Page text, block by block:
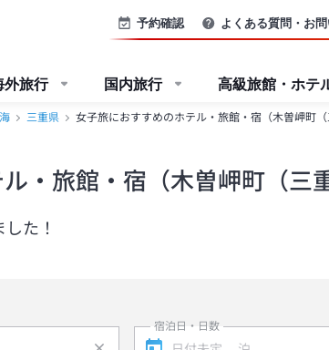
予約確認 よくある質問・お
外旅行 国内旅行 高級旅館・ホテ
三重県 女子旅におすすめのホテル・旅館・宿（木曽岬町（
・旅館・宿（木曽岬町（三
た！
宿泊日・日数